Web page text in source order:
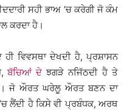
ਸਹੀ ਭਾਅ ’ਚ ਕਰੇਗੀ ਜੋ ਕੰਮ
ਕਰਦਾ ਹੈ।
ਵਿਵਸਥਾ ਦੇਖਦੀ ਹੈ, ਪ੍ਰਸ਼ਾਸਨ
ਬੱਚਿਆਂ ਦੇ ਝਗੜੇ ਨਜਿੱਠਦੀ ਹੈ ਤੇ
ਜੋ ਔਰਤ ਘਰੇਲੂ ਔਰਤ ਬਣਨ ਦਾ
ਲੈਂਦੀ ਹੈ ਕਿਸੇ ਵੀ ਪ੍ਰਬੰਧਕ, ਅਰਥ